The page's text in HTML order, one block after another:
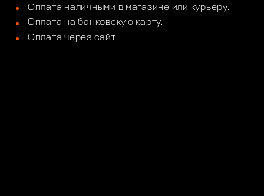
Оплата наличными в магазине или курьеру.
Оплата на банковскую карту.
Оплата через сайт.